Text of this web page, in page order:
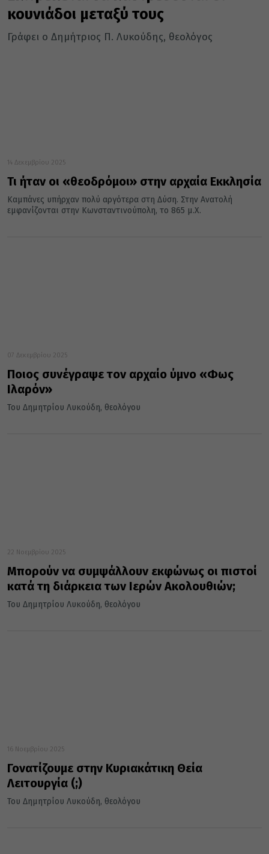
κουνιάδοι μεταξύ τους
Γράφει ο Δημήτριος Π. Λυκούδης, θεολόγος
14 Δεκεμβρίου 2025
Τι ήταν οι «θεοδρόμοι» στην αρχαία Εκκλησία
Καμπάνες υπήρχαν πολύ αργότερα στη Δύση. Στην Ανατολή
εμφανίζονται στην Κωνσταντινούπολη, το 865 μ.Χ.
07 Δεκεμβρίου 2025
Ποιος συνέγραψε τον αρχαίο ύμνο «Φως
Ιλαρόν»
Του Δημητρίου Λυκούδη, θεολόγου
22 Νοεμβρίου 2025
Μπορούν να συμψάλλουν εκφώνως οι πιστοί
κατά τη διάρκεια των Ιερών Ακολουθιών;
Του Δημητρίου Λυκούδη, θεολόγου
16 Νοεμβρίου 2025
Γονατίζουμε στην Κυριακάτικη Θεία
Λειτουργία (;)
Του Δημητρίου Λυκούδη, θεολόγου